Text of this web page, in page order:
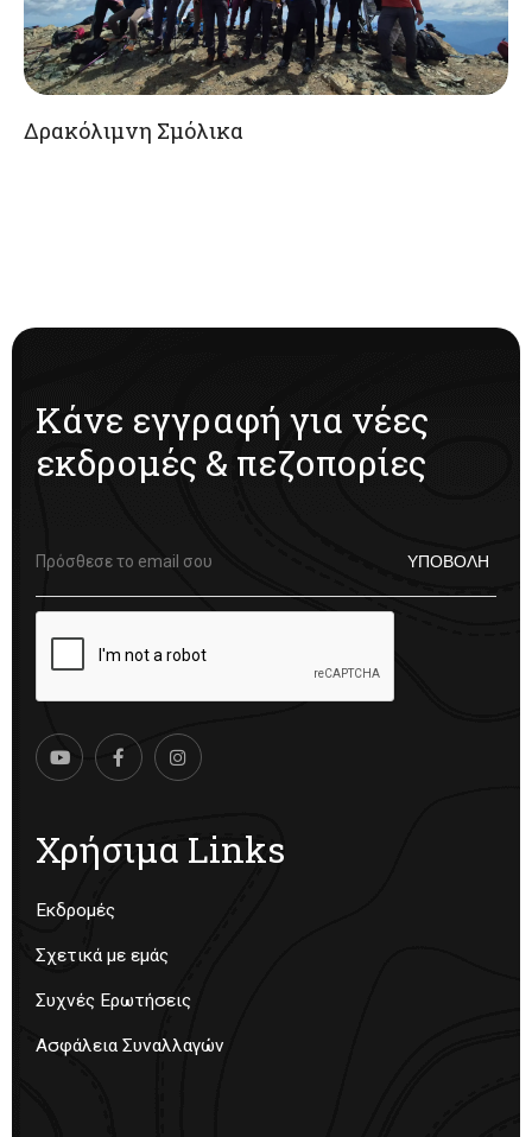
Δρακόλιμνη Σμόλικα
Κάνε εγγραφή για νέες
εκδρομές & πεζοπορίες
Χρήσιμα Links
Εκδρομές
Σχετικά με εμάς
Συχνές Ερωτήσεις
Ασφάλεια Συναλλαγών